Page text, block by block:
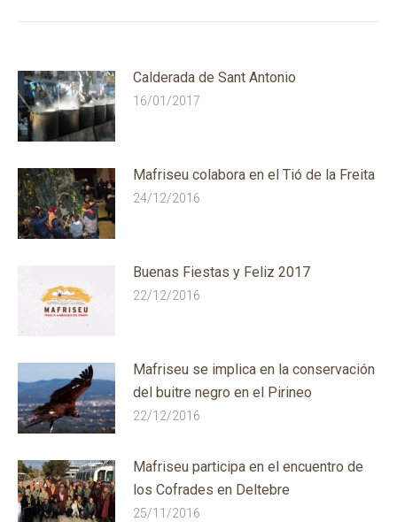
Calderada de Sant Antonio
16/01/2017
Mafriseu colabora en el Tió de la Freita
24/12/2016
Buenas Fiestas y Feliz 2017
22/12/2016
Mafriseu se implica en la conservación
del buitre negro en el Pirineo
22/12/2016
Mafriseu participa en el encuentro de
los Cofrades en Deltebre
25/11/2016